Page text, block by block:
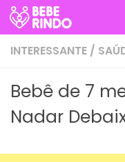
Skip to content
INTERESSANTE /
Bebê de 7
Nadar